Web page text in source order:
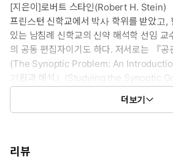
지 알게 될 것이다. 이 주석을 읽음으로써
마가가 무엇을 말하고자 했으며 마가의 최
어떻게 이해했을 것인지에 대한 진정한 의
책은 BECNT 시리즈에 탁월한 공헌을 하
- 크레이그 에반스(아카디아 신학교)
되고 있는 각 단락을 네 부분으로 나누는
[지은이]로버트 스타인(Robert H. Stein)
프린스턴 신학교에서 박사 학위를 받았고,
있는 남침례 신학교의 신약 해석학 선임
의 공동 편집자이기도 하다. 저서로는 『공
(The Synoptic Problem: An
기원과 해석』(Studying the Synoptic
Interpretation), NAC(The New
즈의 『누가복음』 주석 등 다수가 있다.
더보기
리뷰